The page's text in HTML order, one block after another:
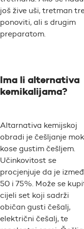
još žive uši, tretman
ponoviti, ali s drugim
preparatom.
Ima li alternativa
kemikalijama?
Altarnativa kemijskoj
obradi je češljanje
kose gustim češljem.
Učinkovitost se
procjenjuje da je
50 i 75%. Može se
cijeli set koji sadrži
običan gusti češalj,
električni češalj, te